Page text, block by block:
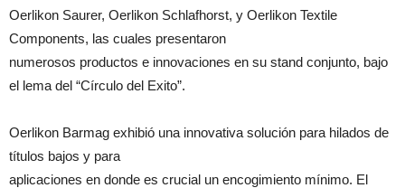
Oerlikon Saurer, Oerlikon Schlafhorst, y Oerlikon Textile
Components, las cuales presentaron
numerosos productos e innovaciones en su stand conjunto, bajo
el lema del “Círculo del Exito”.
Oerlikon Barmag exhibió una innovativa solución para hilados de
títulos bajos y para
aplicaciones en donde es crucial un encogimiento mínimo. El